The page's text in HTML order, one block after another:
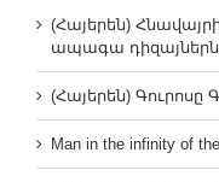
(Հայերեն)
ապագա
(Հայերեն) Գուրոսը
Man in the infinity of